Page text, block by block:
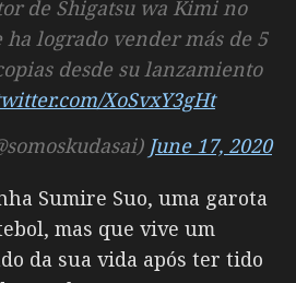
de Shigatsu wa Kimi no
ha logrado vender más de 5
desde su lanzamiento
XoSvxY3gHt
June 17, 2020
Sumire Suo, uma garota
mas que vive um
da sua vida após ter tido